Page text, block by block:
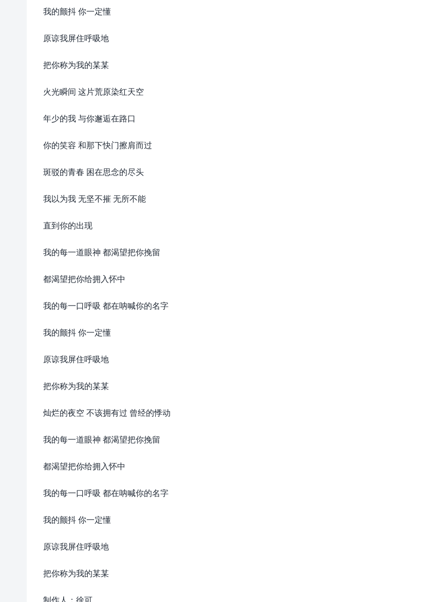
我的颤抖 你一定懂
原谅我屏住呼吸地
把你称为我的某某
火光瞬间 这片荒原染红天空
年少的我 与你邂逅在路口
你的笑容 和那下快门擦肩而过
斑驳的青春 困在思念的尽头
我以为我 无坚不摧 无所不能
直到你的出现
我的每一道眼神 都渴望把你挽留
都渴望把你给拥入怀中
我的每一口呼吸 都在呐喊你的名字
我的颤抖 你一定懂
原谅我屏住呼吸地
把你称为我的某某
灿烂的夜空 不该拥有过 曾经的悸动
我的每一道眼神 都渴望把你挽留
都渴望把你给拥入怀中
我的每一口呼吸 都在呐喊你的名字
我的颤抖 你一定懂
原谅我屏住呼吸地
把你称为我的某某